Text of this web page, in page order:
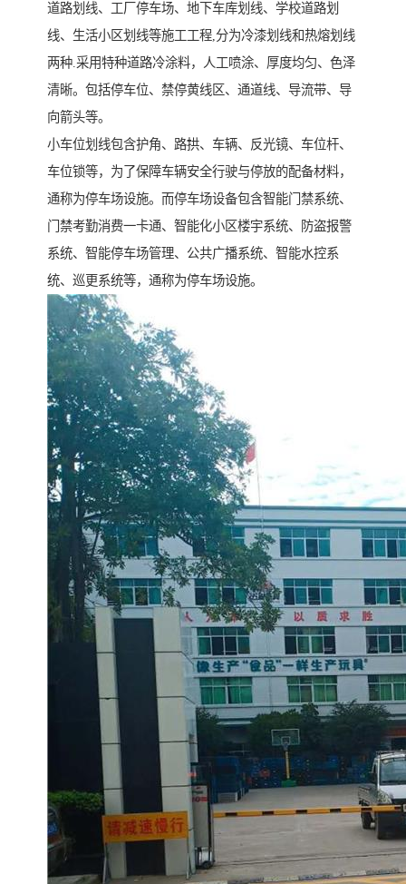
道路划线、工厂停车场、地下车库划线、学校道路划
线、生活小区划线等施工工程,分为冷漆划线和热熔划线
两种.采用特种道路冷涂料，人工喷涂、厚度均匀、色泽
清晰。包括停车位、禁停黄线区、通道线、导流带、导
向箭头等。
小车位划线包含护角、路拱、车辆、反光镜、车位杆、
车位锁等，为了保障车辆安全行驶与停放的配备材料，
通称为停车场设施。而停车场设备包含智能门禁系统、
门禁考勤消费一卡通、智能化小区楼宇系统、防盗报警
系统、智能停车场管理、公共广播系统、智能水控系
统、巡更系统等，通称为停车场设施。